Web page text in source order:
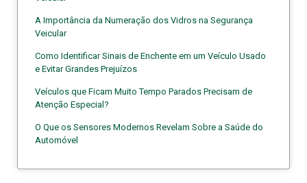
A Importância da Numeração dos Vidros na Segurança
Veicular
Como Identificar Sinais de Enchente em um Veículo Usado
e Evitar Grandes Prejuízos
Veículos que Ficam Muito Tempo Parados Precisam de
Atenção Especial?
O Que os Sensores Modernos Revelam Sobre a Saúde do
Automóvel